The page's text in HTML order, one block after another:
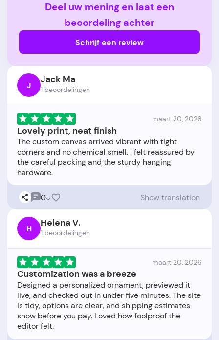
Deel uw mening en laat een
beoordeling achter
Schrijf een review
J Jack Ma
1 beoordelingen
maart 20, 2026
Lovely print, neat finish
The custom canvas arrived vibrant with tight
corners and no chemical smell. I felt reassured by
the careful packing and the sturdy hanging
0 Show translation
H Helena V.
1 beoordelingen
maart 20, 2026
Customization was a breeze
Designed a personalized ornament, previewed it
live, and checked out in under five minutes. The site
is tidy, options are clear, and shipping estimates
show before you pay. Loved how foolproof the